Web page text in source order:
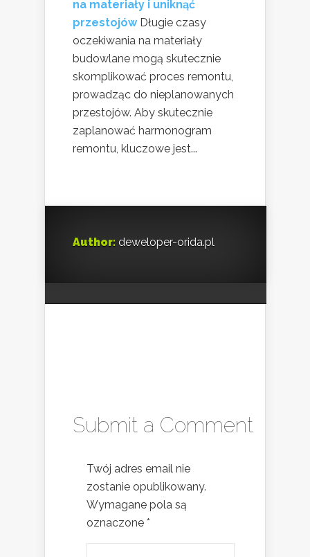
na materiały i uniknąć
przestojów Długie czasy
oczekiwania na materiały
budowlane mogą skutecznie
skomplikować proces remontu,
prowadząc do nieplanowanych
przestojów. Aby skutecznie
zaplanować harmonogram
remontu, kluczowe jest...
Author: deweloper-orida.pl
Submit a Comment
Twój adres email nie
zostanie opublikowany.
Wymagane pola są
oznaczone *